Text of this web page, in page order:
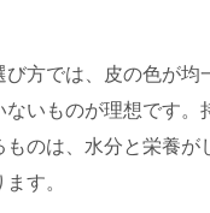
び方では、皮の色が均
いものが理想です。
ものは、水分と栄養が
す。